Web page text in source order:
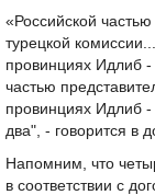
«Российской
турецкой
провинциях Идлиб
частью
провинциях Идлиб
два", - говорится в
Напомним, что
в соответствии с